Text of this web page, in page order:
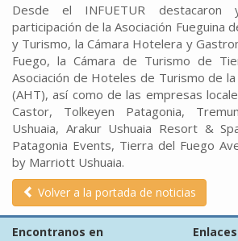
Desde el INFUETUR destacaron
participación de la Asociación Fueguina
y Turismo, la Cámara Hotelera y
Fuego, la Cámara de Turismo de
Asociación de Hoteles de Turismo de la
(AHT), así como de las empresas
Castor, Tolkeyen Patagonia,
Ushuaia, Arakur Ushuaia Resort &
Patagonia Events, Tierra del Fuego
by Marriott Ushuaia.
Volver a la portada de noticias
Encontranos en